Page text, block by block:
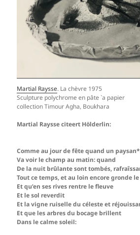
Martial Raysse. La chèvre 1975
Sculpture polychrome en pâte `a papier
collection Timour Agha, Boukhara
Martial Raysse citeert Hölderlin:
Comme au jour de fête quand un paysan*
Va voir le champ au matin: quand
De la nuit brûlante sont tombés,
Tout ce temps, et au loin encore gronde
Et qu’en ses rives rentre le fleuve
Et le sol reverdit
Et la vigne ruiselle du céleste et
Et que les arbres du bocage brillent
Dans le calme soleil: